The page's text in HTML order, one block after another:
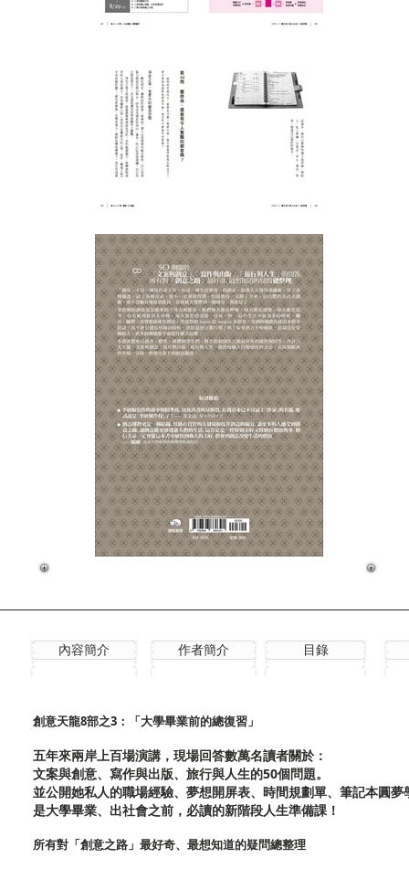
內容簡介 作者簡介 目錄
創意天龍8部之3：「大學畢業前的總復習」
五年來兩岸上百場演講，現場回答數萬名讀者關於：
文案與創意、寫作與出版、旅行與人生的50個問題。
並公開她私人的職場經驗、夢想開屏表、時間規劃單、筆記本圓夢
是大學畢業、出社會之前，必讀的新階段人生準備課！
所有對「創意之路」最好奇、最想知道的疑問總整理